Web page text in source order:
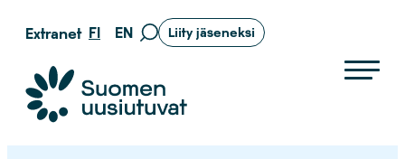
Siirry
sisältöön
Extranet FI EN
Siirry
Liity jäseneksi
Suomen uusiutuvat ry